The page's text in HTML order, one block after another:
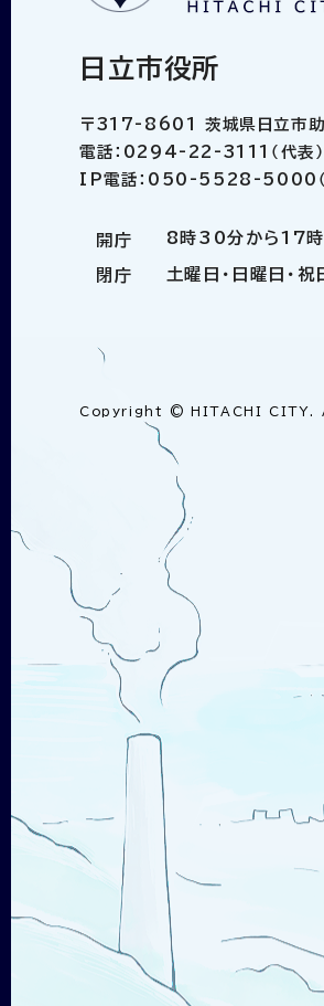
日立市役所
〒317-8601 茨城県日立市
電話：0294-22-3111（代表）
IP電話：050-5528-5000（代
開庁 8時30分から17
閉庁 土曜日・日曜日・
Copyright © HITACHI CITY.